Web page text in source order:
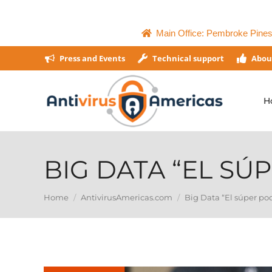
Main Office: Pembroke
Press and Events Technical support
BIG DATA “EL
Home AntivirusAmericas.com Big Data “El súper